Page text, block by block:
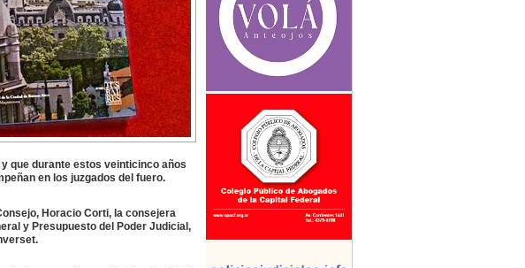
que durante estos veinticinco años
en los juzgados del fuero.
Horacio Corti, la consejera
y Presupuesto del Poder Judicial,